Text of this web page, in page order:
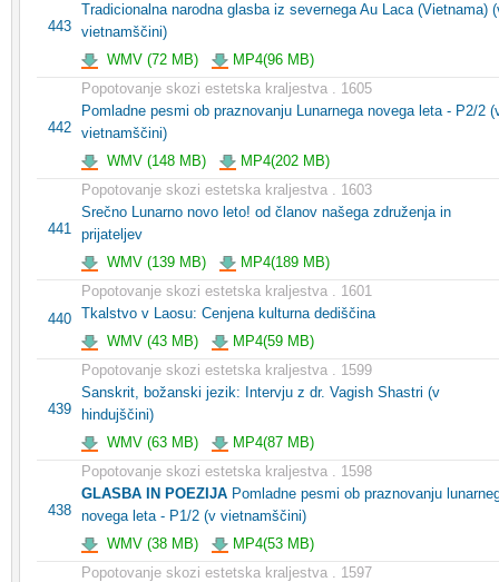
443
Tradicionalna narodna glasba iz severnega Au Laca (Vietnama)
vietnamščini)
WMV (72 MB)
MP4(96 MB)
442
Popotovanje skozi estetska kraljestva . 1605
Pomladne pesmi ob praznovanju Lunarnega novega leta - P2/2
vietnamščini)
WMV (148 MB)
MP4(202 MB)
441
Popotovanje skozi estetska kraljestva . 1603
Srečno Lunarno novo leto! od članov našega združenja in
prijateljev
WMV (139 MB)
MP4(189 MB)
440
Popotovanje skozi estetska kraljestva . 1601
Tkalstvo v Laosu: Cenjena kulturna dediščina
WMV (43 MB)
MP4(59 MB)
439
Popotovanje skozi estetska kraljestva . 1599
Sanskrit, božanski jezik: Intervju z dr. Vagish Shastri (v
hindujščini)
WMV (63 MB)
MP4(87 MB)
438
Popotovanje skozi estetska kraljestva . 1598
GLASBA IN POEZIJA Pomladne pesmi ob praznovanju
novega leta - P1/2 (v vietnamščini)
WMV (38 MB)
MP4(53 MB)
Popotovanje skozi estetska kraljestva . 1597